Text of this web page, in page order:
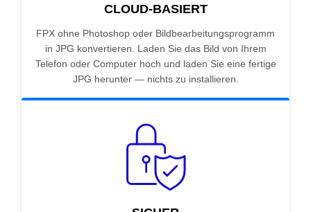
CLOUD-BASIERT
FPX ohne Photoshop oder Bildbearbeitungsprogramm
in JPG konvertieren. Laden Sie das Bild von Ihrem
Telefon oder Computer hoch und laden Sie eine fertige
JPG herunter — nichts zu installieren.